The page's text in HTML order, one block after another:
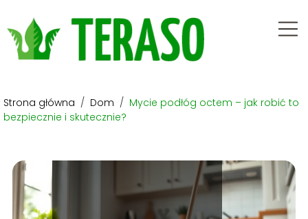
Strona główna / Dom / Mycie podłóg octem – jak robić to
bezpiecznie i skutecznie?